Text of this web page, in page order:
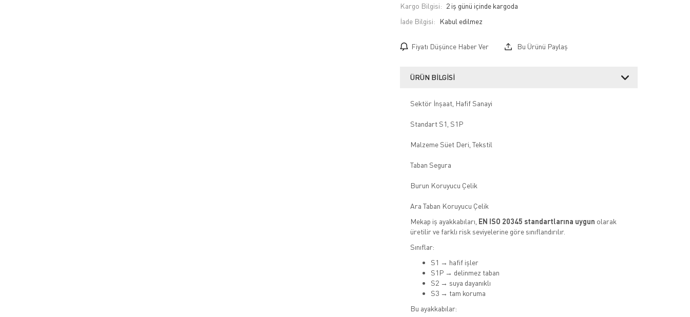
Kargo Bilgisi: 2 iş günü içinde kargoda
İade Bilgisi:
Fiyatı Düşünce Haber Ver Bu Ürünü Paylaş
ÜRÜN BILGISI
Sektör İnşaat, Hafif Sanayi
Standart S1, S1P
Malzeme Süet Deri, Tekstil
Taban Segura
Burun Koruyucu Çelik
Ara Taban Koruyucu Çelik
Mekap iş ayakkabıları, EN ISO 20345 standartlarına uygun olarak
üretilir ve farklı risk seviyelerine göre sınıflandırılır.
Sınıflar:
S1 → hafif işler
S1P → delinmez taban
S2 → suya dayanıklı
S3 → tam koruma
Bu ayakkabılar: